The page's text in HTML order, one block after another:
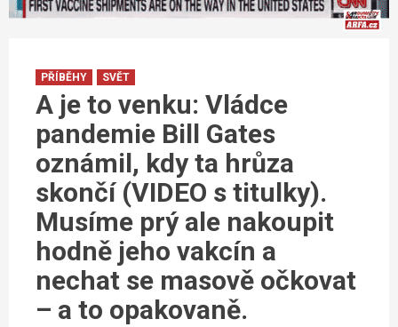
PŘÍBĚHY SVĚT
A je to venku: Vládce
pandemie Bill Gates
oznámil, kdy ta hrůza
skončí (VIDEO s titulky).
Musíme prý ale nakoupit
hodně jeho vakcín a
nechat se masově očkovat
– a to opakovaně.